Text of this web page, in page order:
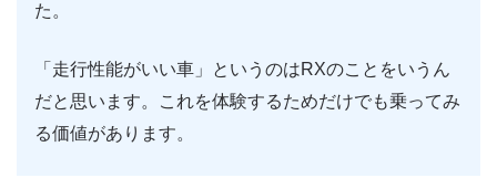
た。
「走行性能がいい車」というのはRXのことをいうん
だと思います。これを体験するためだけでも乗ってみ
る価値があります。